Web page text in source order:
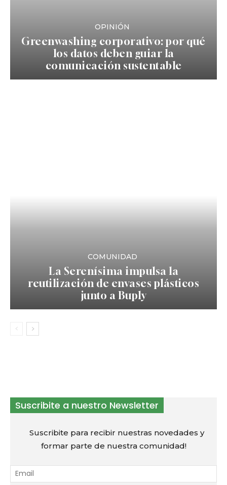
OPINIÓN
Greenwashing corporativo: por qué
los datos deben guiar la
comunicación sustentable
COMUNIDAD
La Serenísima impulsa la
reutilización de envases plásticos
junto a Buply
Suscribite a nuestro Newsletter
Suscribite para recibir nuestras novedades y
formar parte de nuestra comunidad!